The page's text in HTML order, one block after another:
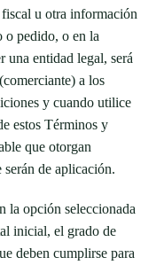
u otra información
o pedido, o en la
una entidad legal, será
a los
y cuando utilice
estos Términos y
que otorgan
de aplicación.
la opción seleccionada
inicial, el grado de
deben cumplirse para